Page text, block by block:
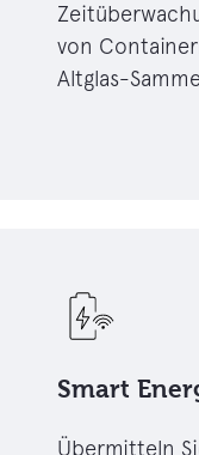
von
Altglas-
Smart
Übermitteln